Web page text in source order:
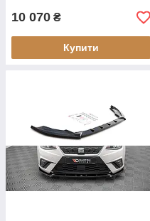
10 070 ₴
Купити